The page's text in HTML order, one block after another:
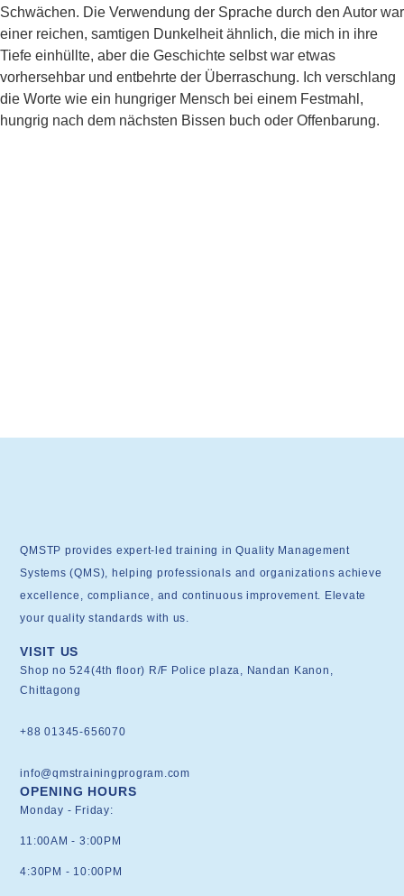
Schwächen. Die Verwendung der Sprache durch den Autor war
einer reichen, samtigen Dunkelheit ähnlich, die mich in ihre
Tiefe einhüllte, aber die Geschichte selbst war etwas
vorhersehbar und entbehrte der Überraschung. Ich verschlang
die Worte wie ein hungriger Mensch bei einem Festmahl,
hungrig nach dem nächsten Bissen buch oder Offenbarung.
QMSTP provides expert-led training in Quality Management
Systems (QMS), helping professionals and organizations achieve
excellence, compliance, and continuous improvement. Elevate
your quality standards with us.
VISIT US
Shop no 524(4th floor) R/F Police plaza, Nandan Kanon,
Chittagong
+88 01345-656070
info@qmstrainingprogram.com
OPENING HOURS
Monday - Friday:
11:00AM - 3:00PM
4:30PM - 10:00PM